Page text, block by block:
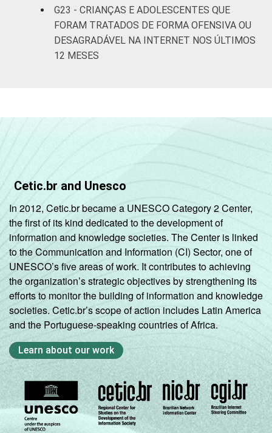
G23 - CRIANÇAS E ADOLESCENTES QUE
FORAM TRATADOS DE FORMA OFENSIVA OU
DESAGRADÁVEL NA INTERNET NOS ÚLTIMOS
12 MESES
Cetic.br and Unesco
In 2012, Cetic.br became a UNESCO Category 2 Center,
the first of its kind dedicated to the development of
information and knowledge societies. The Center is linked
to the Communication and Information (CI) Sector, one of
UNESCO’s five areas of work. It contributes to achieving
the organization’s strategic objectives by strengthening its
efforts to monitor the building of information and knowledge
societies. Cetic.br’s scope of action includes Latin America
and the Portuguese-speaking countries of Africa.
Learn about our work